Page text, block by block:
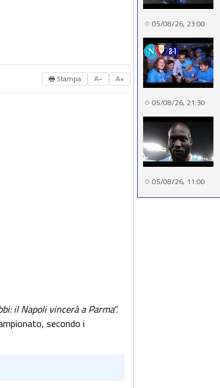
🖶 Stampa A− A+
il Napoli vincerà a Parma”.
secondo i
05/08/26, 23:00
05/08/26, 21:30
05/08/26, 11:00